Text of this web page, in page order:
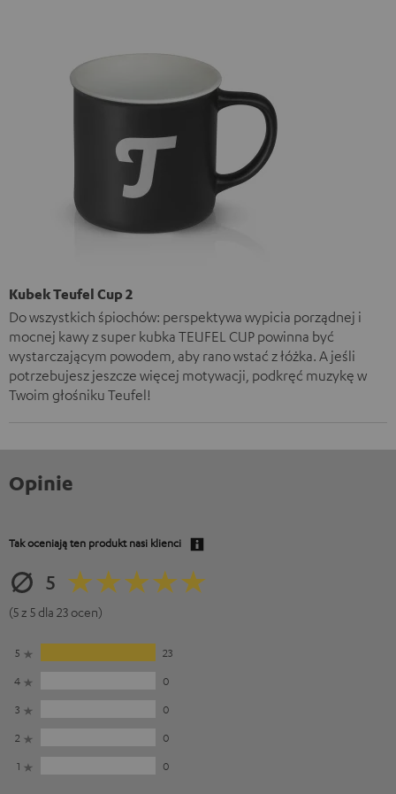
Kubek Teufel Cup 2
Do wszystkich śpiochów: perspektywa wypicia porządnej i
mocnej kawy z super kubka TEUFEL CUP powinna być
wystarczającym powodem, aby rano wstać z łóżka. A jeśli
potrzebujesz jeszcze więcej motywacji, podkręć muzykę w
Twoim głośniku Teufel!
Opinie
Tak oceniają ten produkt nasi klienci
5
(5 z 5 dla 23 ocen)
5
23
4
0
3
0
2
0
1
0